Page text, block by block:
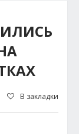
В закладки